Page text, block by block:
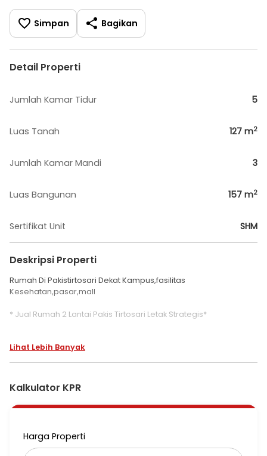
Simpan Bagikan
Detail Properti
Jumlah Kamar Tidur 5
Luas Tanah 127 m2
Jumlah Kamar Mandi 3
Luas Bangunan 157 m2
Sertifikat Unit SHM
Deskripsi Properti
Rumah Di Pakistirtosari Dekat Kampus,fasilitas
Kesehatan,pasar,mall
* Jual Rumah 2 Lantai Pakis Tirtosari Letak Strategis*
Luas bangunan 157 M2
KM 2 + 1
Hadap: Timur
Listrik: 4400
Carport: 2 mobil
Lihat Lebih Banyak
Kalkulator KPR
Harga Properti